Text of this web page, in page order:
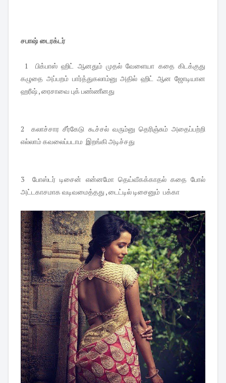
சபாஷ் டைரக்டர்
1 பிக்பாஸ் ஹிட் ஆனதும் முதல் வேளையா கதை கிடக்குது
கழுதை அப்பறம் பார்த்துகலாம்னு அதில் ஹிட் ஆன ஜோடியான
ஹரீஷ் , ரைசாவை புக் பண்ணீனது
2 கலாச்சார சீர்கேடு கூச்சல் வரும்னு தெரிஞ்சும் அதைப்பற்றி
எல்லாம் கவலைப்படாம இறங்கி அடிச்சது
3 போஸ்டர் டிசைன் என்னமோ தெய்வீகக்காதல் கதை போல்
அட்டகாசமாக வடிவமைத்தது , டைட்டில் டிசைனும் பக்கா